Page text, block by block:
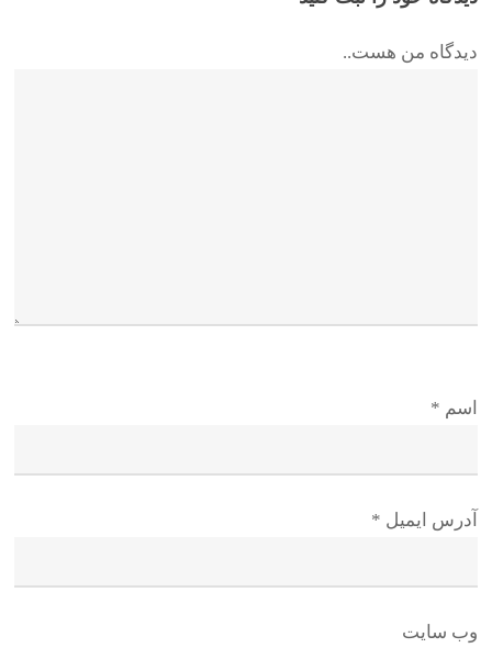
دیدگاه من هست..
اسم *
آدرس ایمیل *
وب سایت